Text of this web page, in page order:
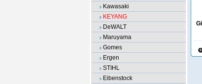
Kawasaki
KEYANG
DeWALT
Maruyama
Gomes
Ergen
STIHL
Eibenstock